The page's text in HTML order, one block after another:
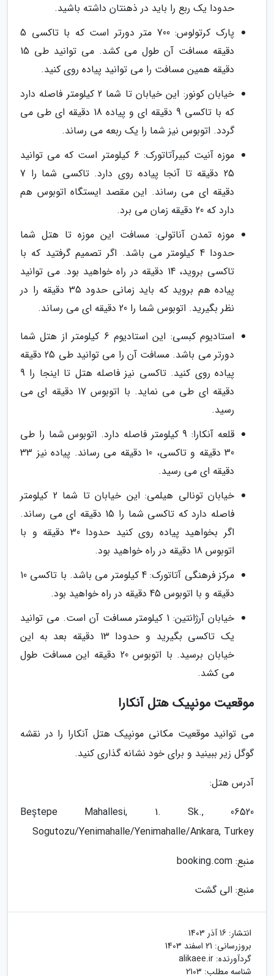
حدودا یک ربع را باید در ذهنتان داشته باشید.
پارک کرتولوس: 700 متر دورتر است که با تاکسی 5
دقیقه مسافت آن طول می کشد. می توانید طی 15
دقیقه همین مسافت را می توانید پیاده روی کنید.
خیابان کونور: این خیابان تا شما 2 کیلومتر فاصله دارد
که با تاکسی 9 دقیقه ای و پیاده 18 دقیقه ای طی می
گردد. اتوبوس نیز شما را یک ربعه می رساند.
موزه آنیت کبیرآتاتورک: 6 کیلومتر است که می توانید
25 دقیقه تا آنجا پیاده روی دارد. تاکسی شما را 7
دقیقه ای می رساند. این مقصد ایستگاه اتوبوس هم
دارد که 20 دقیقه زمان می برد.
موزه تمدن آناتولی: مسافت این موزه تا هتل شما
حدودا 4 کیلومتر می باشد. اگر تصمیم گرفتید که با
تاکسی بروید، 14 دقیقه در راه خواهید بود. می توانید
پیاده هم بروید که باید زمانی حدود 35 دقیقه را در
نظر بگیرید. اتوبوس شما را 20 دقیقه ای می رساند.
استادیوم کبسی: این استادیوم 6 کیلومتر از هتل شما
دورتر می باشد. مسافت آن را می توانید طی 25 دقیقه
پیاده روی کنید. تاکسی نیز فاصله هتل تا اینجا را 9
دقیقه ای طی می نماید. با اتوبوس 17 دقیقه ای می
رسید.
قلعه آنکارا: 9 کیلومتر فاصله دارد. اتوبوس شما را طی
30 دقیقه و تاکسی، 10 دقیقه می رساند. پیاده نیز 33
دقیقه ای می رسید.
خیابان تونالی هیلمی: این خیابان تا شما 2 کیلومتر
فاصله دارد که تاکسی شما را 15 دقیقه ای می رساند.
اگر بخواهید پیاده روی کنید حدودا 30 دقیقه و با
اتوبوس 18 دقیقه در راه خواهید بود.
مرکز فرهنگی آتاتورک: 4 کیلومتر می باشد. با تاکسی 10
دقیقه و با اتوبوس 45 دقیقه در راه خواهید بود.
خیابان آرژانتین: 1 کیلومتر مسافت آن است. می توانید
یک تاکسی بگیرید و حدودا 13 دقیقه بعد به این
خیابان برسید. با اتوبوس 20 دقیقه این مسافت طول
می کشد.
موقعیت مونپیک هتل آنکارا
می توانید موقعیت مکانی مونپیک هتل آنکارا را در نقشه
گوگل زیر ببینید و برای خود نشانه گذاری کنید.
آدرس هتل:
Beştepe Mahallesi, 1. Sk., 06520
Sogutozu/Yenimahalle/Yenimahalle/Ankara, Turkey
منبع: booking.com
منبع: الی گشت
انتشار: 16 آذر 1403
بروزرسانی: 21 اسفند 1403
گردآورنده: alikaee.ir
شناسه مطلب: 2103